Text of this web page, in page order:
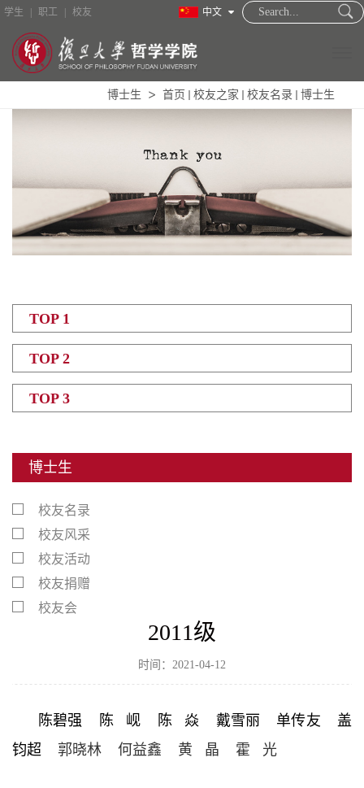
中文
学生 职工 校友
博士生 首页 校友之家 校友名录 博士生
TOP 1
TOP 2
TOP 3
博士生
校友名录
校友风采
校友活动
校友捐赠
校友会
2011级
时间：2021-04-12
陈碧强 陈 岘 陈 焱 戴雪丽 单传友 盖
钧超 郭晓林 何益鑫 黄 晶 霍 光